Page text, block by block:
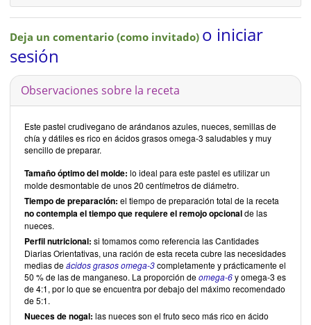
Deja un comentario (como invitado) o iniciar
sesión
Observaciones sobre la receta
Este pastel crudivegano de arándanos azules, nueces, semillas de
chía y dátiles es rico en ácidos grasos omega-3 saludables y muy
sencillo de preparar.
Tamaño óptimo del molde: lo ideal para este pastel es utilizar un
molde desmontable de unos 20 centímetros de diámetro.
Tiempo de preparación: el tiempo de preparación total de la receta
no contempla el tiempo que requiere el remojo opcionalde las
nueces.
Perfil nutricional: si tomamos como referencia las Cantidades
Diarias Orientativas, una ración de esta receta cubre las necesidades
medias deácidos grasos omega-3completamente y prácticamente el
50 % de las de manganeso. La proporción deomega-6y omega-3 es
de 4:1, por lo que se encuentra por debajo del máximo recomendado
de 5:1.
Nueces de nogal: las nueces son el fruto seco más rico en ácido